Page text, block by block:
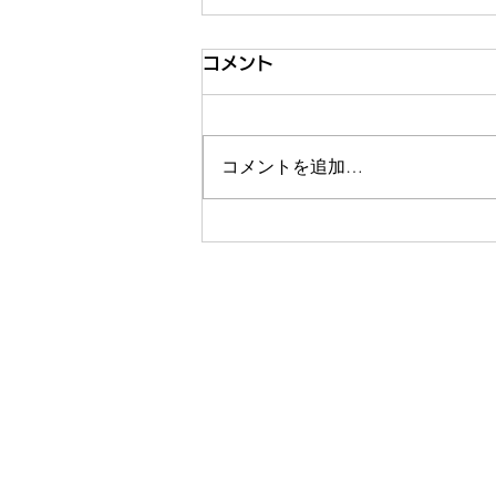
【第3回 こども×Tech東北】
コメント
コメントを追加…